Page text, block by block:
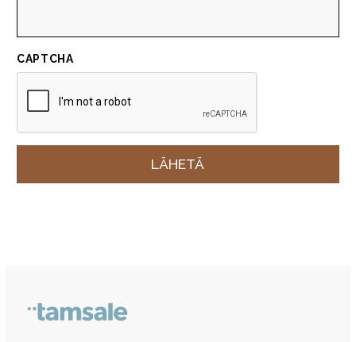
CAPTCHA